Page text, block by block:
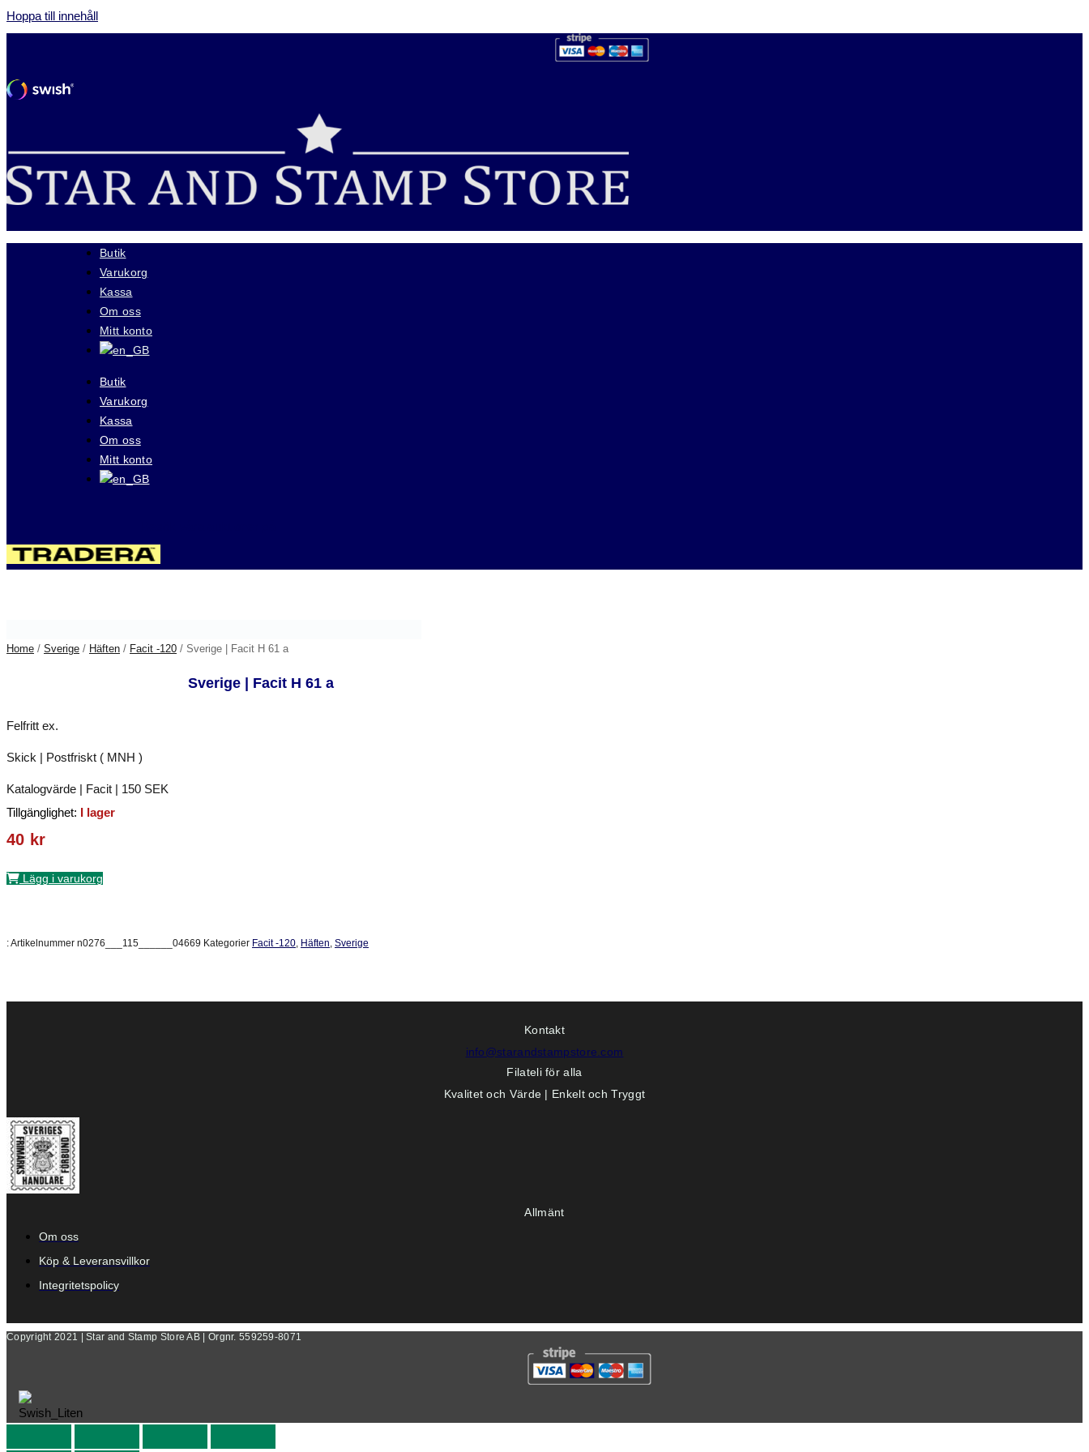
Hoppa till innehåll
Butik
Varukorg
Kassa
Om oss
Mitt konto
Butik
Varukorg
Kassa
Om oss
Mitt konto
Home / Sverige / Häften / Facit -120 / Sverige | Facit H 61 a
Sverige | Facit H 61 a
Felfritt ex.
Skick | Postfriskt ( MNH )
Katalogvärde | Facit | 150 SEK
Tillgänglighet: I lager
40 kr
Lägg i varukorg
:Artikelnummer n0276___115______04669 Kategorier Facit -120, Häften, Sverige
Kontakt
info@starandstampstore.com
Filateli för alla
Kvalitet och Värde | Enkelt och Tryggt
Allmänt
Om oss
Köp & Leveransvillkor
Integritetspolicy
Copyright 2021 | Star and Stamp Store AB | Orgnr. 559259-8071